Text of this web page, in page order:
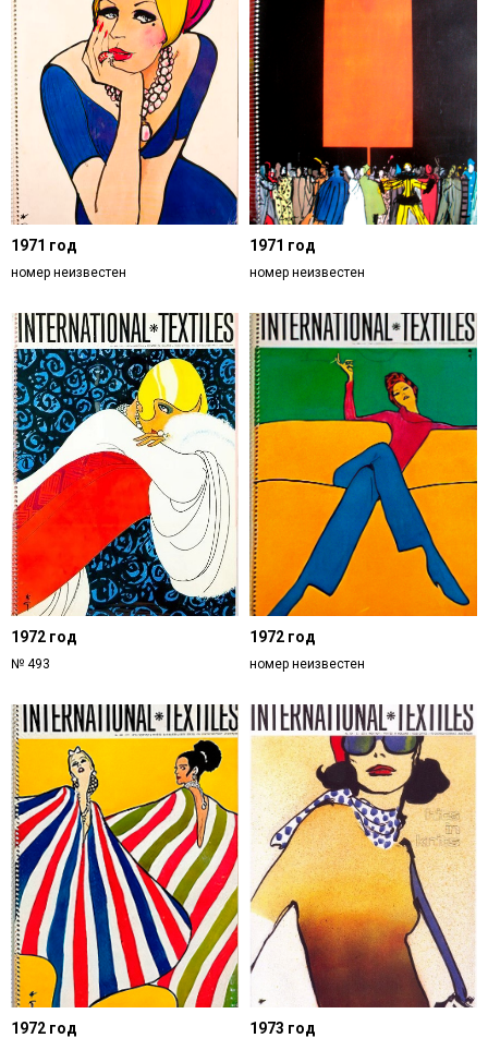
1971 год
номер неизвестен
1971 год
номер неизвестен
1972 год
№ 493
1972 год
номер неизвестен
1972 год 1973 год